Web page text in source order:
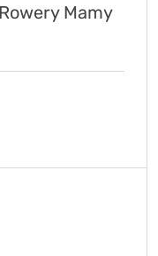
Mamy